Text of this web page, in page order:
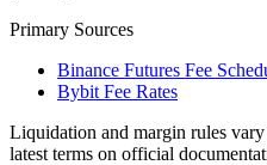
Primary Sources
Binance Futures Fee
Bybit Fee Rates
Liquidation and margin rules
latest terms on official